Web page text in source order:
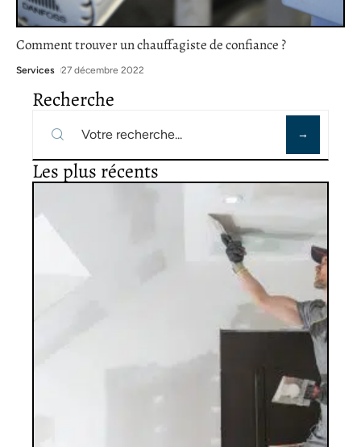
Comment trouver un chauffagiste de confiance ?
Services 27 décembre 2022
Recherche
Les plus récents